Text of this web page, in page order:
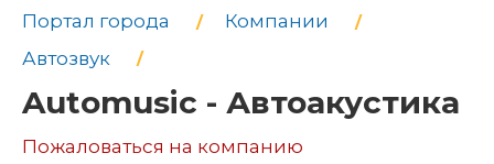
Портал города
Компании
Автозвук
Automusic - Автоакустика
Пожаловаться на компанию